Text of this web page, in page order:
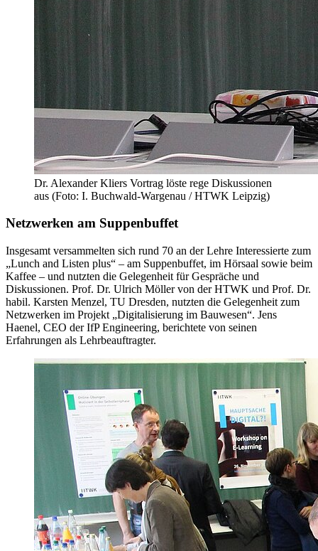
Dr. Alexander Kliers Vortrag löste rege Diskussionen
aus (Foto: I. Buchwald-Wargenau / HTWK Leipzig)
Netzwerken am Suppenbuffet
Insgesamt versammelten sich rund 70 an der Lehre Interessierte zum
„Lunch and Listen plus“ – am Suppenbuffet, im Hörsaal sowie beim
Kaffee – und nutzten die Gelegenheit für Gespräche und
Diskussionen. Prof. Dr. Ulrich Möller von der HTWK und Prof. Dr.
habil. Karsten Menzel, TU Dresden, nutzten die Gelegenheit zum
Netzwerken im Projekt „Digitalisierung im Bauwesen“. Jens
Haenel, CEO der IfP Engineering, berichtete von seinen
Erfahrungen als Lehrbeauftragter.